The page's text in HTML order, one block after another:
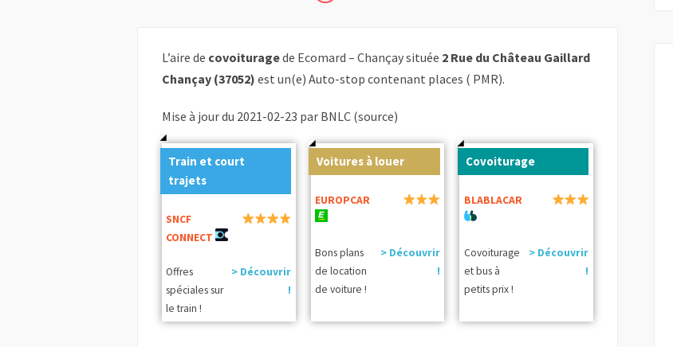
L’aire de covoituragede Ecomard – Chançay située 2 Rue du Château Gaillard
Chançay (37052) est un(e) Auto-stop contenant places ( PMR).
Mise à jour du 2021-02-23 par BNLC (source)
Train et court
trajets
SNCF
CONNECT
Offres
spéciales sur
le train !
> Découvrir
!
Voitures à louer
EUROPCAR
Bons plans
de location
de voiture !
> Découvrir
!
Covoiturage
BLABLACAR
Covoiturage
et bus à
petits prix !
> Découvrir
!